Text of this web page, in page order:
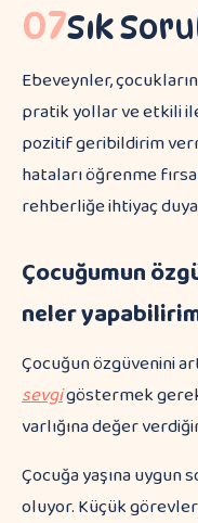
07Sık
Ebeveynler,
pratik yollar ve etkili
pozitif geribildirim
hataları öğrenme
rehberliğe ihtiyaç
Çocuğumun
neler
Çocuğun özgüvenini
sevgigöstermek
varlığına değer
Çocuğa yaşına
oluyor. Küçük